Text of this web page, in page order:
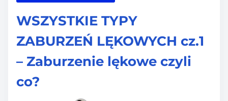
z
o
WSZYSTKIE TYPY
ZABURZEŃ LĘKOWYCH cz.1
– Zaburzenie lękowe czyli
co?